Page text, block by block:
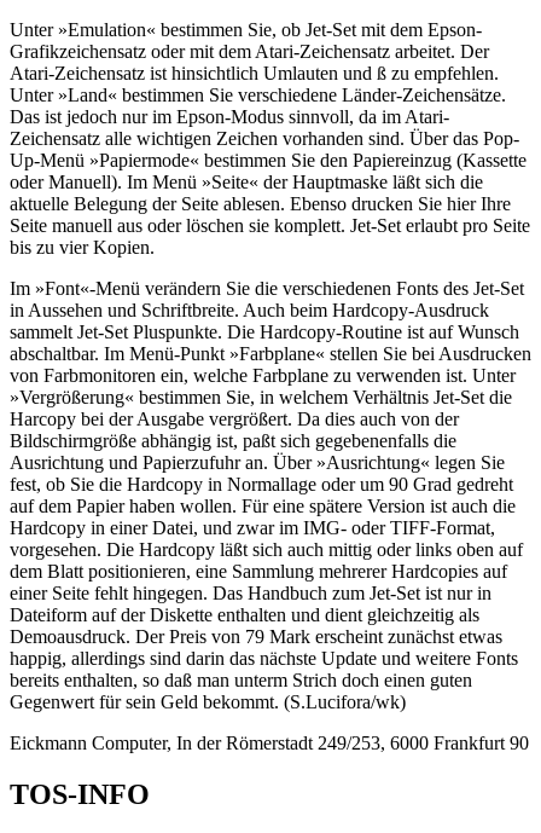
Unter »Emulation« bestimmen Sie, ob Jet-Set mit dem Epson-
Grafikzeichensatz oder mit dem Atari-Zeichensatz arbeitet. Der
Atari-Zeichensatz ist hinsichtlich Umlauten und ß zu empfehlen.
Unter »Land« bestimmen Sie verschiedene Länder-Zeichensätze.
Das ist jedoch nur im Epson-Modus sinnvoll, da im Atari-
Zeichensatz alle wichtigen Zeichen vorhanden sind. Über das Pop-
Up-Menü »Papiermode« bestimmen Sie den Papiereinzug (Kassette
oder Manuell). Im Menü »Seite« der Hauptmaske läßt sich die
aktuelle Belegung der Seite ablesen. Ebenso drucken Sie hier Ihre
Seite manuell aus oder löschen sie komplett. Jet-Set erlaubt pro Seite
bis zu vier Kopien.
Im »Font«-Menü verändern Sie die verschiedenen Fonts des Jet-Set
in Aussehen und Schriftbreite. Auch beim Hardcopy-Ausdruck
sammelt Jet-Set Pluspunkte. Die Hardcopy-Routine ist auf Wunsch
abschaltbar. Im Menü-Punkt »Farbplane« stellen Sie bei Ausdrucken
von Farbmonitoren ein, welche Farbplane zu verwenden ist. Unter
»Vergrößerung« bestimmen Sie, in welchem Verhältnis Jet-Set die
Harcopy bei der Ausgabe vergrößert. Da dies auch von der
Bildschirmgröße abhängig ist, paßt sich gegebenenfalls die
Ausrichtung und Papierzufuhr an. Über »Ausrichtung« legen Sie
fest, ob Sie die Hardcopy in Normallage oder um 90 Grad gedreht
auf dem Papier haben wollen. Für eine spätere Version ist auch die
Hardcopy in einer Datei, und zwar im IMG- oder TIFF-Format,
vorgesehen. Die Hardcopy läßt sich auch mittig oder links oben auf
dem Blatt positionieren, eine Sammlung mehrerer Hardcopies auf
einer Seite fehlt hingegen. Das Handbuch zum Jet-Set ist nur in
Dateiform auf der Diskette enthalten und dient gleichzeitig als
Demoausdruck. Der Preis von 79 Mark erscheint zunächst etwas
happig, allerdings sind darin das nächste Update und weitere Fonts
bereits enthalten, so daß man unterm Strich doch einen guten
Gegenwert für sein Geld bekommt. (S.Lucifora/wk)
Eickmann Computer, In der Römerstadt 249/253, 6000 Frankfurt 90
TOS-INFO